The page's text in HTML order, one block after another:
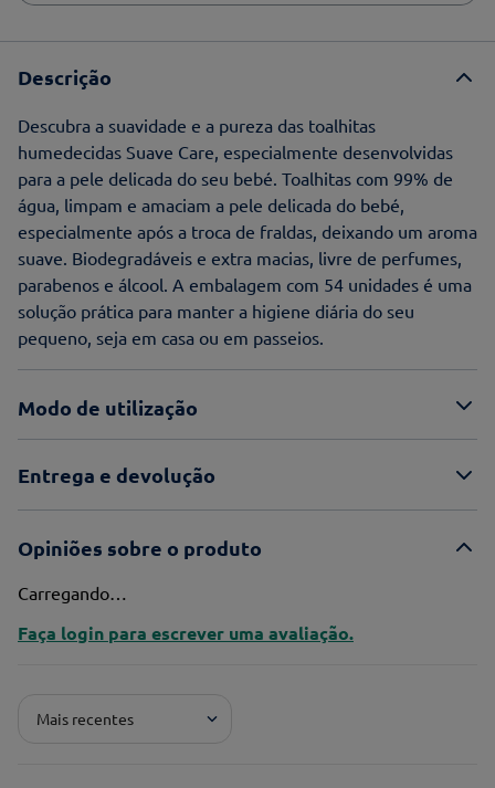
Descrição
Descubra a suavidade e a pureza das toalhitas
humedecidas Suave Care, especialmente desenvolvidas
para a pele delicada do seu bebé. Toalhitas com 99% de
água, limpam e amaciam a pele delicada do bebé,
especialmente após a troca de fraldas, deixando um aroma
suave. Biodegradáveis e extra macias, livre de perfumes,
parabenos e álcool. A embalagem com 54 unidades é uma
solução prática para manter a higiene diária do seu
pequeno, seja em casa ou em passeios.
Modo de utilização
Entrega e devolução
Opiniões sobre o produto
Carregando…
Faça login para escrever uma avaliação.
Mais recentes